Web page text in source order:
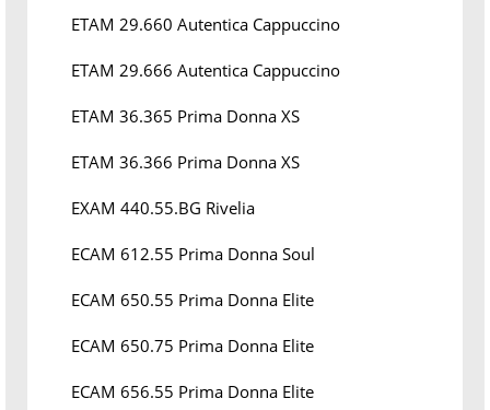
ETAM 29.660 Autentica Cappuccino
ETAM 29.666 Autentica Cappuccino
ETAM 36.365 Prima Donna XS
ETAM 36.366 Prima Donna XS
EXAM 440.55.BG Rivelia
ECAM 612.55 Prima Donna Soul
ECAM 650.55 Prima Donna Elite
ECAM 650.75 Prima Donna Elite
ECAM 656.55 Prima Donna Elite